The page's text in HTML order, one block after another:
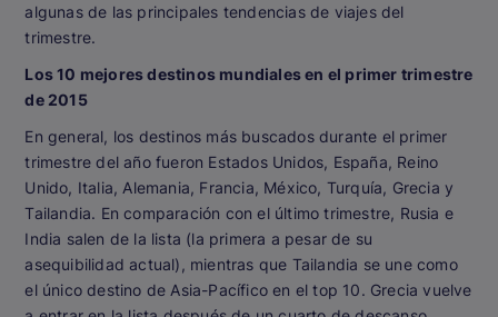
algunas de las principales tendencias de viajes del
trimestre.
Los 10 mejores destinos mundiales en el primer trimestre
de 2015
En general, los destinos más buscados durante el primer
trimestre del año fueron Estados Unidos, España, Reino
Unido, Italia, Alemania, Francia, México, Turquía, Grecia y
Tailandia. En comparación con el último trimestre, Rusia e
India salen de la lista (la primera a pesar de su
asequibilidad actual), mientras que Tailandia se une como
el único destino de Asia-Pacífico en el top 10. Grecia vuelve